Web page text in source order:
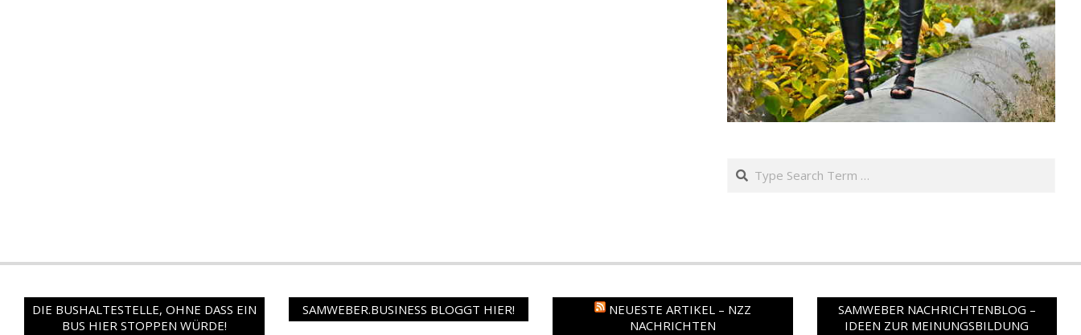
Search
DIE BUSHALTESTELLE, OHNE DASS EIN
BUS HIER STOPPEN WÜRDE!
SAMWEBER.BUSINESS BLOGGT HIER!
NEUESTE ARTIKEL – NZZ
NACHRICHTEN
SAMWEBER NACHRICHTENBLOG –
IDEEN ZUR MEINUNGSBILDUNG